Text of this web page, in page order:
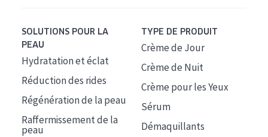
SOLUTIONS POUR LA
PEAU
Hydratation et éclat
Réduction des rides
Régénération de la peau
Raffermissement de la
peau
TYPE DE PRODUIT
Crème de Jour
Crème de Nuit
Crème pour les Yeux
Sérum
Démaquillants